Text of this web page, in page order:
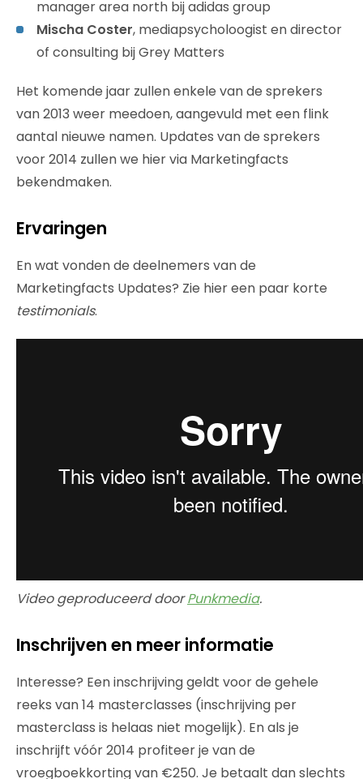
manager area north bij adidas group
Mischa Coster, mediapsycholoogist en director
of consulting bij Grey Matters
Het komende jaar zullen enkele van de sprekers
van 2013 weer meedoen, aangevuld met een flink
aantal nieuwe namen. Updates van de sprekers
voor 2014 zullen we hier via Marketingfacts
bekendmaken.
Ervaringen
En wat vonden de deelnemers van de
Marketingfacts Updates? Zie hier een paar korte
testimonials.
Video geproduceerd doorPunkmedia.
Inschrijven en meer informatie
Interesse? Een inschrijving geldt voor de gehele
reeks van 14 masterclasses (inschrijving per
masterclass is helaas niet mogelijk). En als je
inschrijft vóór 2014 profiteer je van de
vroegboekkorting van €250. Je betaalt dan slechts